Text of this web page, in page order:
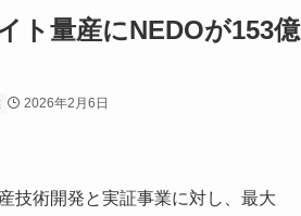
ト量産にNEDOが153億
2026年2月6日
技術開発と実証事業に対し、最大